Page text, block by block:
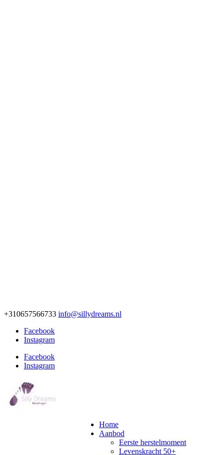
+310657566733 info@sillydreams.nl
Facebook
Instagram
Facebook
Instagram
Home
Aanbod
Eerste herstelmoment
Levenskracht 50+